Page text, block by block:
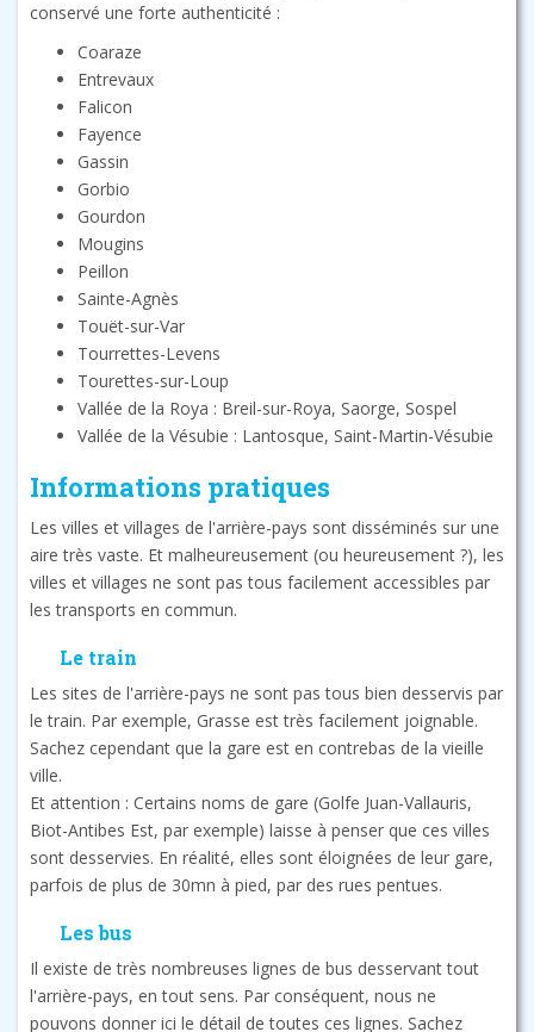
conservé une forte authenticité :
Coaraze
Entrevaux
Falicon
Fayence
Gassin
Gorbio
Gourdon
Mougins
Peillon
Sainte-Agnès
Touët-sur-Var
Tourrettes-Levens
Tourettes-sur-Loup
Vallée de la Roya : Breil-sur-Roya, Saorge, Sospel
Vallée de la Vésubie : Lantosque, Saint-Martin-Vésubie
Informations pratiques
Les villes et villages de l'arrière-pays sont disséminés sur une
aire très vaste. Et malheureusement (ou heureusement ?), les
villes et villages ne sont pas tous facilement accessibles par
les transports en commun.
Le train
Les sites de l'arrière-pays ne sont pas tous bien desservis par
le train. Par exemple, Grasse est très facilement joignable.
Sachez cependant que la gare est en contrebas de la vieille
ville.
Et attention : Certains noms de gare (Golfe Juan-Vallauris,
Biot-Antibes Est, par exemple) laisse à penser que ces villes
sont desservies. En réalité, elles sont éloignées de leur gare,
parfois de plus de 30mn à pied, par des rues pentues.
Les bus
Il existe de très nombreuses lignes de bus desservant tout
l'arrière-pays, en tout sens. Par conséquent, nous ne
pouvons donner ici le détail de toutes ces lignes. Sachez